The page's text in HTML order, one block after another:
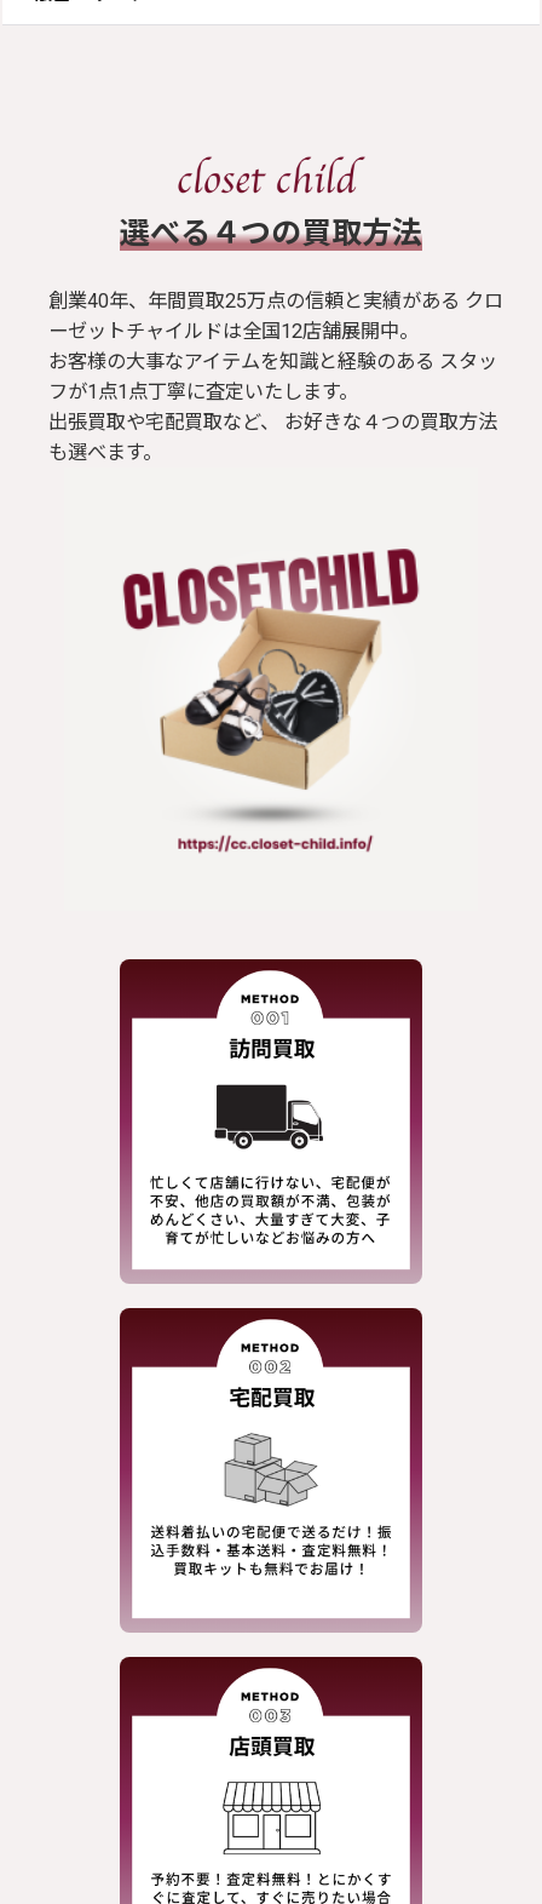
​選べる４つの買取方法
創業40年、年間買取25万点の信頼と実績がある クロ
ーゼットチャイルドは全国12店舗展開中。
お客様の大事なアイテムを知識と経験のある スタッ
フが1点1点丁寧に査定いたします。
出張買取や宅配買取など、 お好きな４つの買取方法
も選べます。